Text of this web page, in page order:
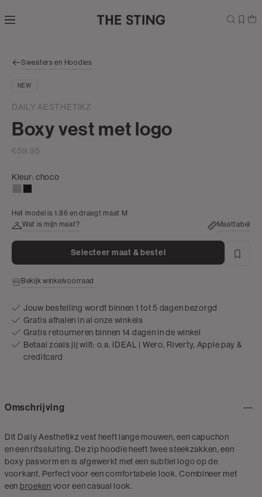
direct naar
zoekbalk
naar de
Sweaters en Hoodies
NEW
DAILY AESTHETIKZ
Boxy vest met logo
€59.95
Kleur:choco
melee
Het model is 1.86 en draagt maat M
Wat is mijn maat?
Maattabel
Selecteer maat & bestel
Bekijk winkelvoorraad
Jouw bestelling wordt binnen 1 tot 5 dagen bezorgd
Gratis afhalen in al onze winkels
Gratis retourneren binnen 14 dagen in de winkel
Betaal zoals jij wilt: o.a. iDEAL | Wero, Riverty, Apple pay &
creditcard
Omschrijving
Dit Daily Aesthetikz vest heeft lange mouwen, een capuchon
en een ritssluiting. De zip hoodie heeft twee steekzakken, een
boxy pasvorm en is afgewerkt met een subtiel logo op de
voorkant. Perfect voor een comfortabele look. Combineer met
een broeken voor een casual look.